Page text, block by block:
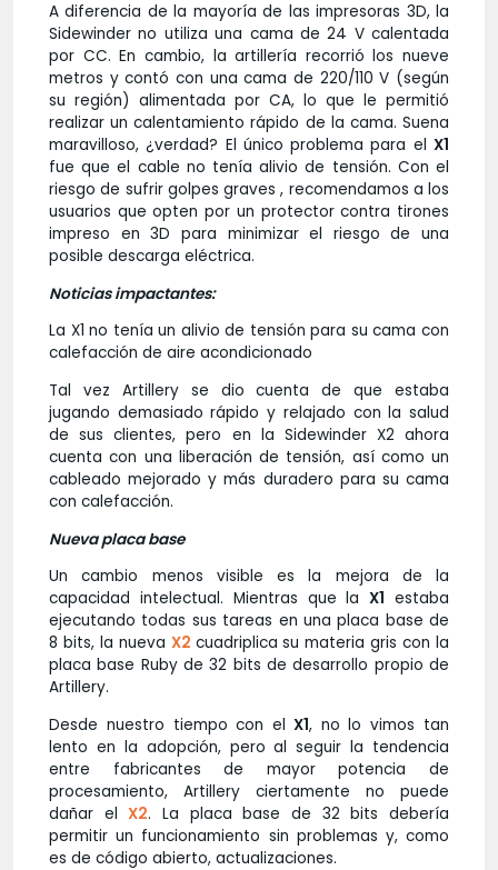
A diferencia de la mayoría de las impresoras 3D, la
Sidewinder no utiliza una cama de 24 V calentada
por CC. En cambio, la artillería recorrió los nueve
metros y contó con una cama de 220/110 V (según
su región) alimentada por CA, lo que le permitió
realizar un calentamiento rápido de la cama. Suena
maravilloso, ¿verdad? El único problema para el X1
fue que el cable no tenía alivio de tensión. Con el
riesgo de sufrir golpes graves , recomendamos a los
usuarios que opten por un protector contra tirones
impreso en 3D para minimizar el riesgo de una
posible descarga eléctrica.
Noticias impactantes:
La X1 no tenía un alivio de tensión para su cama con
calefacción de aire acondicionado
Tal vez Artillery se dio cuenta de que estaba
jugando demasiado rápido y relajado con la salud
de sus clientes, pero en la Sidewinder X2 ahora
cuenta con una liberación de tensión, así como un
cableado mejorado y más duradero para su cama
con calefacción.
Nueva placa base
Un cambio menos visible es la mejora de la
capacidad intelectual. Mientras que laX1 estaba
ejecutando todas sus tareas en una placa base de
8 bits, la nueva X2 cuadriplica su materia gris con la
placa base Ruby de 32 bits de desarrollo propio de
Artillery.
Desde nuestro tiempo con el X1, no lo vimos tan
lento en la adopción, pero al seguir la tendencia
entre fabricantes de mayor potencia de
procesamiento, Artillery ciertamente no puede
dañar elX2. La placa base de 32 bits debería
permitir un funcionamiento sin problemas y, como
es de código abierto, actualizaciones.